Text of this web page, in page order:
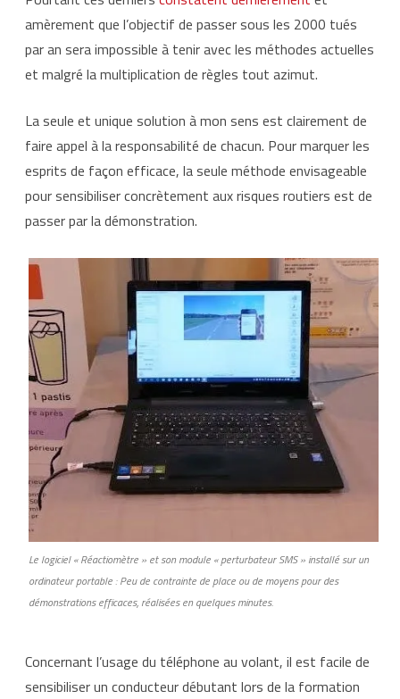
amèrement que l’objectif de passer sous les 2000 tués
par an sera impossible à tenir avec les méthodes actuelles
et malgré la multiplication de règles tout azimut.
La seule et unique solution à mon sens est clairement de
faire appel à la responsabilité de chacun. Pour marquer les
esprits de façon efficace, la seule méthode envisageable
pour sensibiliser concrètement aux risques routiers est de
passer par la démonstration.
Le logiciel « Réactiomètre » et son module « perturbateur SMS » installé sur un
ordinateur portable : Peu de contrainte de place ou de moyens pour des
démonstrations efficaces, réalisées en quelques minutes.
Concernant l’usage du téléphone au volant, il est facile de
sensibiliser un conducteur débutant lors de la formation